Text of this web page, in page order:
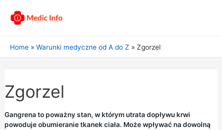
Home Warunki medyczne od A do Z Zgorzel
Zgorzel
Gangrena to poważny stan, w którym utrata dopływu krwi
powoduje obumieranie tkanek ciała. Może wpływać na dowolną